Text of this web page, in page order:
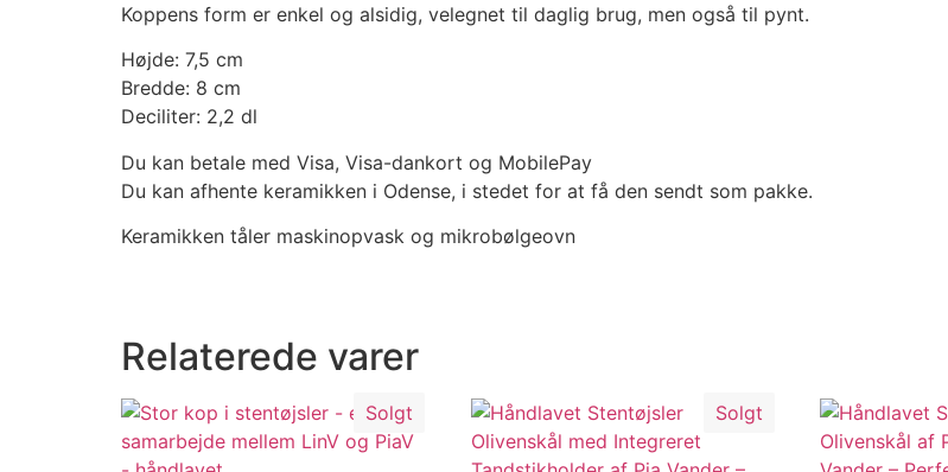
Koppens form er enkel og alsidig, velegnet til daglig brug, men også til pynt.
Højde: 7,5 cm
Bredde: 8 cm
Deciliter: 2,2 dl
Du kan betale med Visa, Visa-dankort og MobilePay
Du kan afhente keramikken i Odense, i stedet for at få den sendt som pakke.
Keramikken tåler maskinopvask og mikrobølgeovn
Relaterede varer
Solgt Solgt